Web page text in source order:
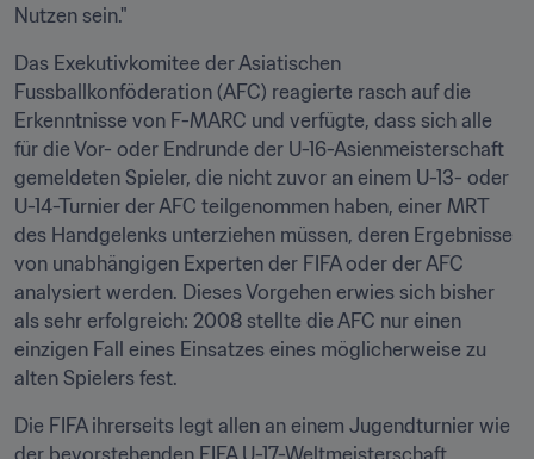
Nutzen sein."
Das Exekutivkomitee der Asiatischen
Fussballkonföderation (AFC) reagierte rasch auf die
Erkenntnisse von F-MARC und verfügte, dass sich alle
für die Vor- oder Endrunde der U-16-Asienmeisterschaft
gemeldeten Spieler, die nicht zuvor an einem U-13- oder
U-14-Turnier der AFC teilgenommen haben, einer MRT
des Handgelenks unterziehen müssen, deren Ergebnisse
von unabhängigen Experten der FIFA oder der AFC
analysiert werden. Dieses Vorgehen erwies sich bisher
als sehr erfolgreich: 2008 stellte die AFC nur einen
einzigen Fall eines Einsatzes eines möglicherweise zu
alten Spielers fest.
Die FIFA ihrerseits legt allen an einem Jugendturnier wie
der bevorstehenden FIFA U-17-Weltmeisterschaft